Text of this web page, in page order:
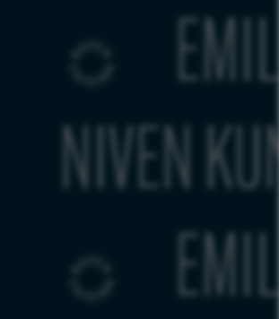
DER
DER